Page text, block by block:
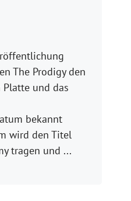
The Prodigy den
und das
bekannt
wird den Titel
tragen und ...